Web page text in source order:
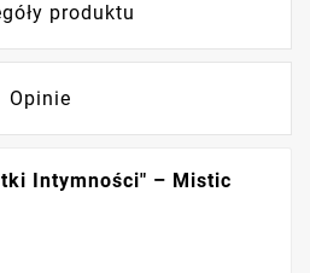
produktu
Opinie
Intymności" – Mistic